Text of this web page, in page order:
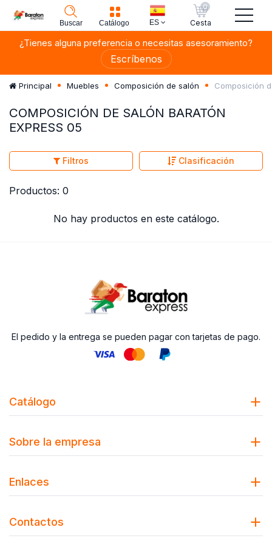
Buscar Catálogo ES
0
Cesta
¿Tienes alguna preferencia o necesitas asesoramiento?
Escríbenos
Principal Muebles Composición de salón Composición
COMPOSICIÓN DE SALÓN BARATÓN
EXPRESS 05
Filtros Clasificación
Productos: 0
No hay productos en este catálogo.
El pedido y la entrega se pueden pagar con tarjetas de pago.
Catálogo
Sobre la empresa
Enlaces
Contactos